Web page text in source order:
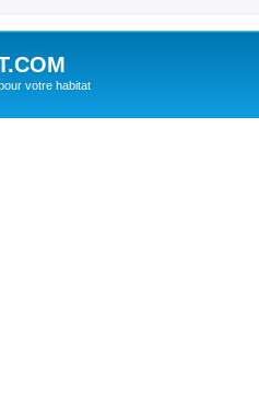
votre habitat